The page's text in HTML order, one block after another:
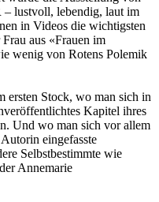
lustvoll, lebendig, laut im
in Videos die wichtigsten
aus «Frauen im
wenig von Rotens Polemik
ersten Stock, wo man sich in
Kapitel ihres
Und wo man sich vor allem
eingefasste
Selbstbestimmte wie
Annemarie